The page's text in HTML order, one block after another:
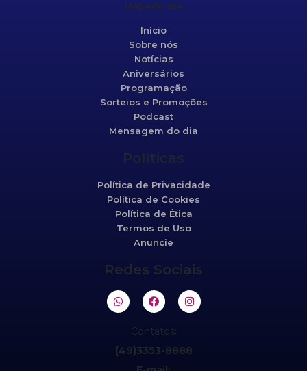
Mapa do site
Início
Sobre nós
Notícias
Aniversários
Programação
Sorteios e Promoções
Podcast
Mensagem do dia
Políticas
Política de Privacidade
Política de Cookies
Política de Ética
Termos de Uso
Anuncie
Redes Sociais
Contatos:
(49)3353-8888